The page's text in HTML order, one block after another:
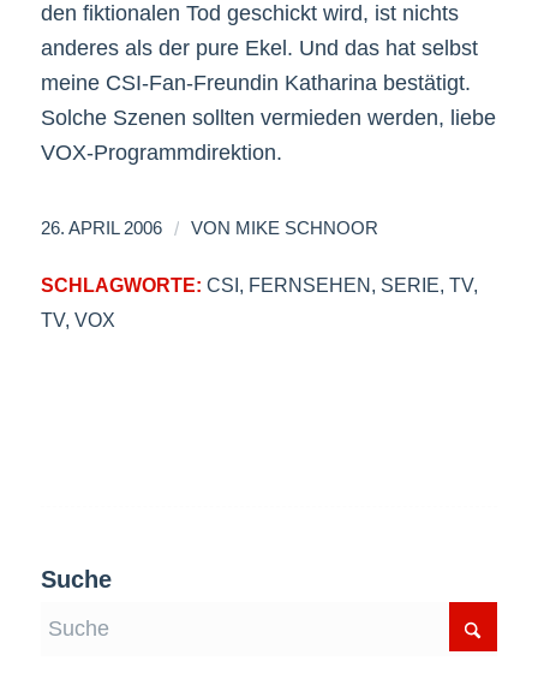
den fiktionalen Tod geschickt wird, ist nichts
anderes als der pure Ekel. Und das hat selbst
meine CSI-Fan-Freundin Katharina bestätigt.
Solche Szenen sollten vermieden werden, liebe
VOX-Programmdirektion.
26. APRIL 2006 / VON MIKE SCHNOOR
SCHLAGWORTE: CSI, FERNSEHEN, SERIE, TV,
TV, VOX
Suche